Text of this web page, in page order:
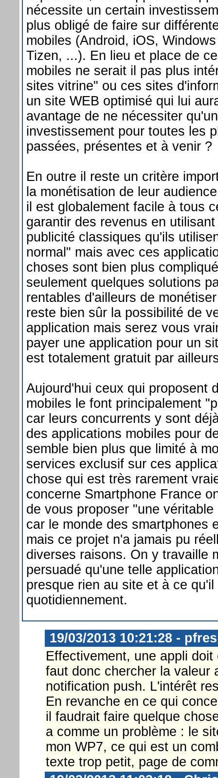
nécessite un certain
plus obligé de faire sur
mobiles (Android, iOS,
Tizen, ...). En lieu et place de
mobiles ne serait il pas plus
sites vitrine" ou ces sites
un site WEB optimisé qui lui
avantage de ne nécessiter
investissement pour toutes les
passées, présentes et à venir ?
En outre il reste un critère
la monétisation de leur
il est globalement facile à tous
garantir des revenus en
publicité classiques qu'ils
normal" mais avec ces
choses sont bien plus
seulement quelques solutions
rentables d'ailleurs de
reste bien sûr la possibilité de
application mais serez vous
payer une application pour un
est totalement gratuit par
Aujourd'hui ceux qui proposent
mobiles le font principalement
car leurs concurrents y sont
des applications mobiles pour
semble bien plus que limité à
services exclusif sur ces
chose qui est très rarement
concerne Smartphone France
de vous proposer "une
car le monde des smartphones
mais ce projet n'a jamais pu
diverses raisons. On y travaille
persuadé qu'une telle
presque rien au site et à ce
quotidiennement.
19/03/2013 10:21:28 -
Effectivement, une appli
faut donc chercher la valeur
notification push. L'intérêt
En revanche en ce qui
il faudrait faire quelque
a comme un problème : le
mon WP7, ce qui est un
texte trop petit, page de